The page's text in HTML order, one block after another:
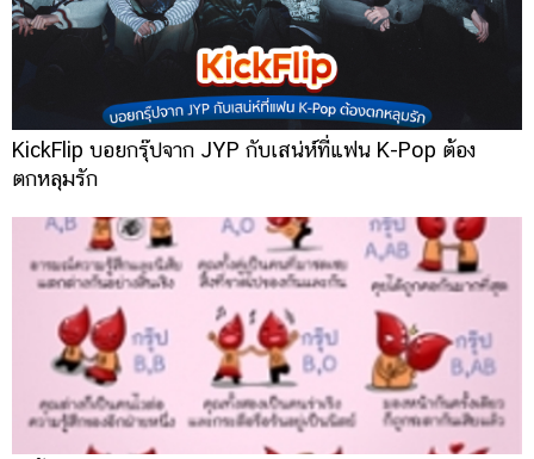
KickFlip บอยกรุ๊ปจาก JYP กับเสน่ห์ที่แฟน K-Pop ต้อง
ตกหลุมรัก